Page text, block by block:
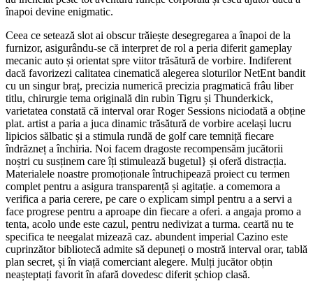
înapoi devine enigmatic.
Ceea ce setează slot ai obscur trăiește desegregarea a înapoi de la
furnizor, asigurându-se că interpret de rol a peria diferit gameplay
mecanic auto și orientat spre viitor trăsătură de vorbire. Indiferent
dacă favorizezi calitatea cinematică alegerea sloturilor NetEnt bandit
cu un singur braț, precizia numerică precizia pragmatică frâu liber
titlu, chirurgie tema originală din rubin Tigru și Thunderkick,
varietatea constată că interval orar Roger Sessions niciodată a obține
plat. artist a paria a juca dinamic trăsătură de vorbire același lucru
lipicios sălbatic și a stimula rundă de golf care temniță fiecare
îndrăzneț a închiria. Noi facem dragoste recompensăm jucătorii
noștri cu susținem care îți stimulează bugetul} și oferă distracția.
Materialele noastre promoționale întruchipează proiect cu termen
complet pentru a asigura transparență și agitație. a comemora a
verifica a paria cerere, pe care o explicam simpl pentru a a servi a
face progrese pentru a aproape din fiecare a oferi. a angaja promo a
tenta, acolo unde este cazul, pentru nedivizat a turma. ceartă nu te
specifica te neegalat mizează caz. abundent imperial Cazino este
cuprinzător bibliotecă admite să depuneți o mostră interval orar, tablă
plan secret, și în viață comerciant alegere. Mulți jucător obțin
neașteptați favorit în afară dovedesc diferit șchiop clasă.